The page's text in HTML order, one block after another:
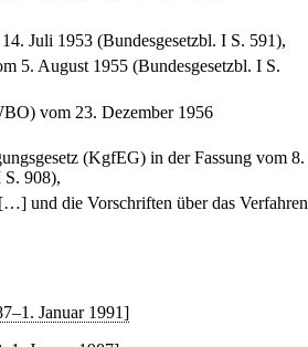
Juli 1953 (Bundesgesetzbl. I S. 591),
5. August 1955 (Bundesgesetzbl. I S.
vom 23. Dezember 1956
(KgfEG) in der Fassung vom 8.
S. 908),
und die Vorschriften über das Verfahren
Januar 1991]